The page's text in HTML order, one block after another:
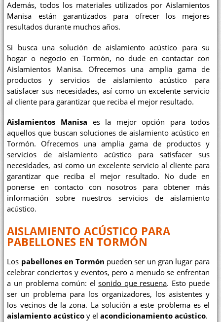
Además, todos los materiales utilizados por Aislamientos
Manisa están garantizados para ofrecer los mejores
resultados durante muchos años.
Si busca una solución de aislamiento acústico para su
hogar o negocio en Tormón, no dude en contactar con
Aislamientos Manisa. Ofrecemos una amplia gama de
productos y servicios de aislamiento acústico para
satisfacer sus necesidades, así como un excelente servicio
al cliente para garantizar que reciba el mejor resultado.
Aislamientos Manisa es la mejor opción para todos
aquellos que buscan soluciones de aislamiento acústico en
Tormón. Ofrecemos una amplia gama de productos y
servicios de aislamiento acústico para satisfacer sus
necesidades, así como un excelente servicio al cliente para
garantizar que reciba el mejor resultado. No dude en
ponerse en contacto con nosotros para obtener más
información sobre nuestros servicios de aislamiento
acústico.
AISLAMIENTO ACÚSTICO PARA
PABELLONES EN TORMÓN
Los pabellones en Tormón pueden ser un gran lugar para
celebrar conciertos y eventos, pero a menudo se enfrentan
a un problema común: elsonido que resuena. Esto puede
ser un problema para los organizadores, los asistentes y
los vecinos de la zona. La solución a este problema es el
aislamiento acústico y elacondicionamiento acústico.